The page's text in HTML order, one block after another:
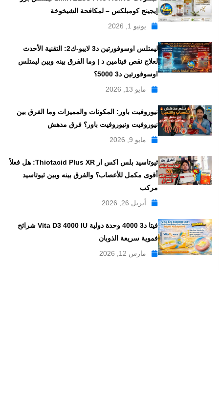
إيجينج كومبلكس – لمكافحة الشيخوخة
يونيو 1, 2026
ليمتلس اوسوفورتين د3 لايبو-ك2: التقنية الأحدث
لعلاج نقص فيتامين د | وما الفرق بينه وبين ليمتلس
اوسوفورتين د3 5000؟
مايو 13, 2026
نيوروفيت باور: المكونات والمميزات وما الفرق بين
نيوروفيت ونيوروفيت باور؟ فرق مدهش
مايو 9, 2026
ثيوتاسيد بلس اكس ار Thiotacid Plus XR: هل فعلاً
أقوى مكمل للأعصاب؟ والفرق بينه وبين ثيوتاسيد
مركب
أبريل 26, 2026
فيتا د3 4000 وحدة دولية Vita D3 4000 IU شرائح
فموية سريعة الذوبان
مارس 12, 2026